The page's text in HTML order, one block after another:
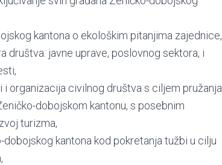
kantona o ekološkim pitanjima zajednice,
društva: javne uprave, poslovnog sektora, i
organizacija civilnog društva s ciljem pružanja
dobojskom kantonu, s posebnim
turizma,
kantona kod pokretanja tužbi u cilju